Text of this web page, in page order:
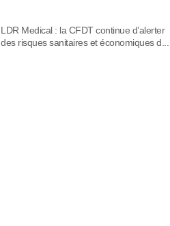
LDR Medical : la CFDT continue d’alerter
des risques sanitaires et économiques d...